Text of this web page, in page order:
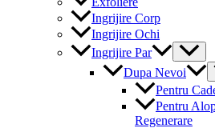
Ingrijire Corp
Ingrijire Ochi
Ingrijire Par
Menu
Toggle
Dupa Nevoi
Pentru
Pentru
Regenerare